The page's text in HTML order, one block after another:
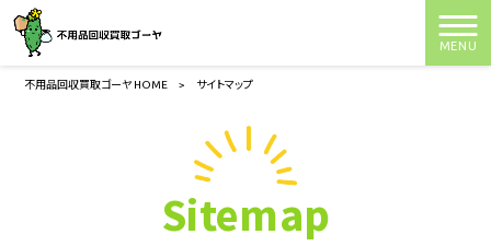
MENU
不用品回収買取ゴーヤ HOME > サイトマップ
Sitemap